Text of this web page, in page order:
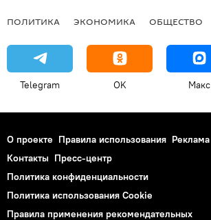
ПОЛИТИКА ЭКОНОМИКА ОБЩЕСТВО
Telegram OK Макс
О проекте Правила использования Реклама
Контакты Пресс-центр
Политика конфиденциальности
Политика использования Cookie
Правила применения рекомендательных